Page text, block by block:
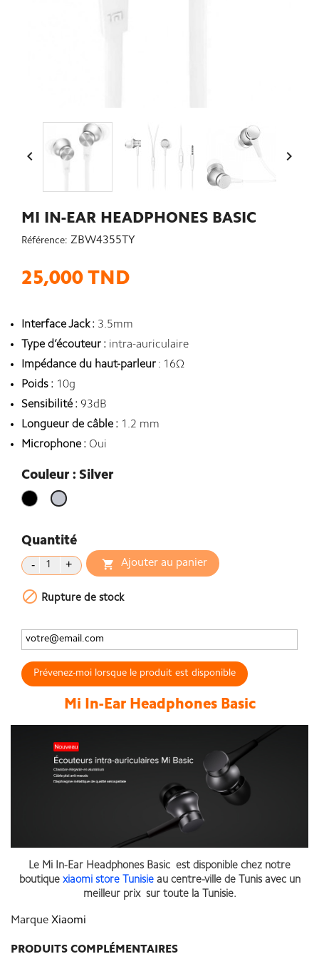
 
MI IN-EAR HEADPHONES BASIC
Référence: ZBW4355TY
25,000 TND
Interface Jack : 3.5mm
Type d’écouteur : intra-auriculaire
Impédance du haut-parleur : 16Ω
Poids : 10g
Sensibilité : 93dB
Longueur de câble : 1.2 mm
Microphone : Oui
Couleur : Silver
Noir Silver
Quantité
 Ajouter au panier
 Rupture de stock
Prévenez-moi lorsque le produit est disponible
Mi In-Ear Headphones Basic
Le Mi In-Ear Headphones Basic est disponible chez notre
boutique xiaomi store Tunisie au centre-ville de Tunis avec un
meilleur prix sur toute la Tunisie.
Marque Xiaomi
PRODUITS COMPLÉMENTAIRES